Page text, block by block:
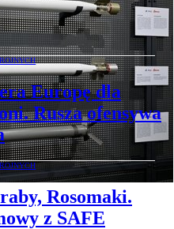
okrętach
Europę dla
Rusza ofensywa
Rosomaki.
z SAFE